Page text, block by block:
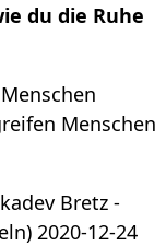
du die Ruhe
Menschen
Bretz -
2020-12-24